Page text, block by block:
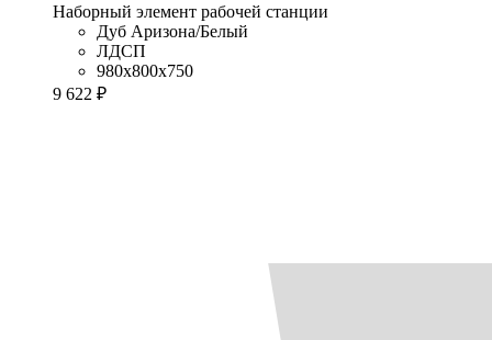
Наборный элемент рабочей станции
Дуб Аризона/Белый
ЛДСП
980x800x750
9 622 ₽